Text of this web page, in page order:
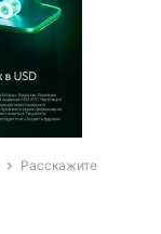
Расскажите